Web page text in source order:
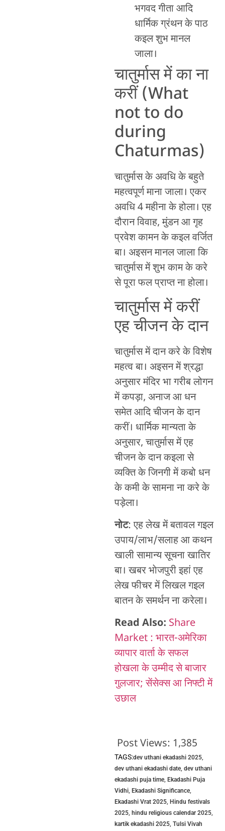
भगवद गीता आदि
धार्मिक ग्रंथन के पाठ
कइल शुभ मानल
जाला।
चातुर्मास में का ना
करीं (What
not to do
during
Chaturmas)
चातुर्मास के अवधि के बहुते
महत्वपूर्ण माना जाला। एकर
अवधि 4 महीना के होला। एह
दौरान विवाह, मुंडन आ गृह
प्रवेश कामन के कइल वर्जित
बा। अइसन मानल जाला कि
चातुर्मास में शुभ काम के करे
से पूरा फल प्राप्त ना होला।
चातुर्मास में करीं
एह चीजन के दान
चातुर्मास में दान करे के विशेष
महत्व बा। अइसन में श्रद्धा
अनुसार मंदिर भा गरीब लोगन
में कपड़ा, अनाज आ धन
समेत आदि चीजन के दान
करीं। धार्मिक मान्यता के
अनुसार, चातुर्मास में एह
चीजन के दान कइला से
व्यक्ति के जिनगी में कबो धन
के कमी के सामना ना करे के
पड़ेला।
नोट: एह लेख में बतावल गइल
उपाय/लाभ/सलाह आ कथन
खाली सामान्य सूचना खातिर
बा। खबर भाेजपुरी इहां एह
लेख फीचर में लिखल गइल
बातन के समर्थन ना करेला।
Read Also: Share
Market : भारत-अमेरिका
व्यापार वार्ता के सफल
होखला के उम्मीद से बाजार
गुलजार; सेंसेक्स आ निफ्टी में
उछाल
Post Views: 1,385
TAGS:dev uthani ekadashi 2025,
dev uthani ekadashi date, dev uthani
ekadashi puja time, Ekadashi Puja
Vidhi, Ekadashi Significance,
Ekadashi Vrat 2025, Hindu festivals
2025, hindu religious calendar 2025,
kartik ekadashi 2025, Tulsi Vivah